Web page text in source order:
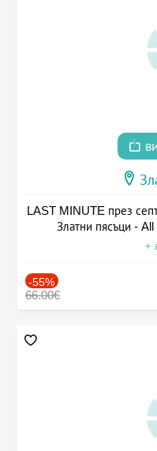
LAST MINUTE през
Златни пясъци -
+
-55%
66.00€